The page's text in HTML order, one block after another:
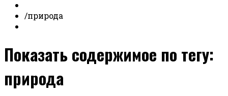
/природа
Показать содержимое по тегу:
природа